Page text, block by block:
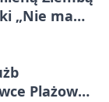
„Nie mam
Plażowej